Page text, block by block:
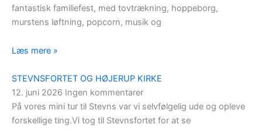
fantastisk familiefest, med tovtrækning, hoppeborg,
murstens løftning, popcorn, musik og
Læs mere »
STEVNSFORTET OG HØJERUP KIRKE
12. juni 2026 Ingen kommentarer
På vores mini tur til Stevns var vi selvfølgelig ude og opleve
forskellige ting.Vi tog til Stevnsfortet for at se